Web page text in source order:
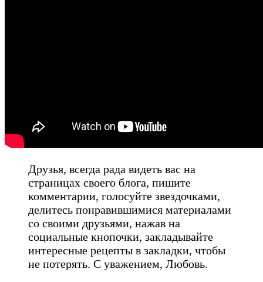
Друзья, всегда рада видеть вас на
страницах своего блога, пишите
комментарии, голосуйте звездочками,
делитесь понравившимися материалами
со своими друзьями, нажав на
социальные кнопочки, закладывайте
интересные рецепты в закладки, чтобы
не потерять. С уважением, Любовь.